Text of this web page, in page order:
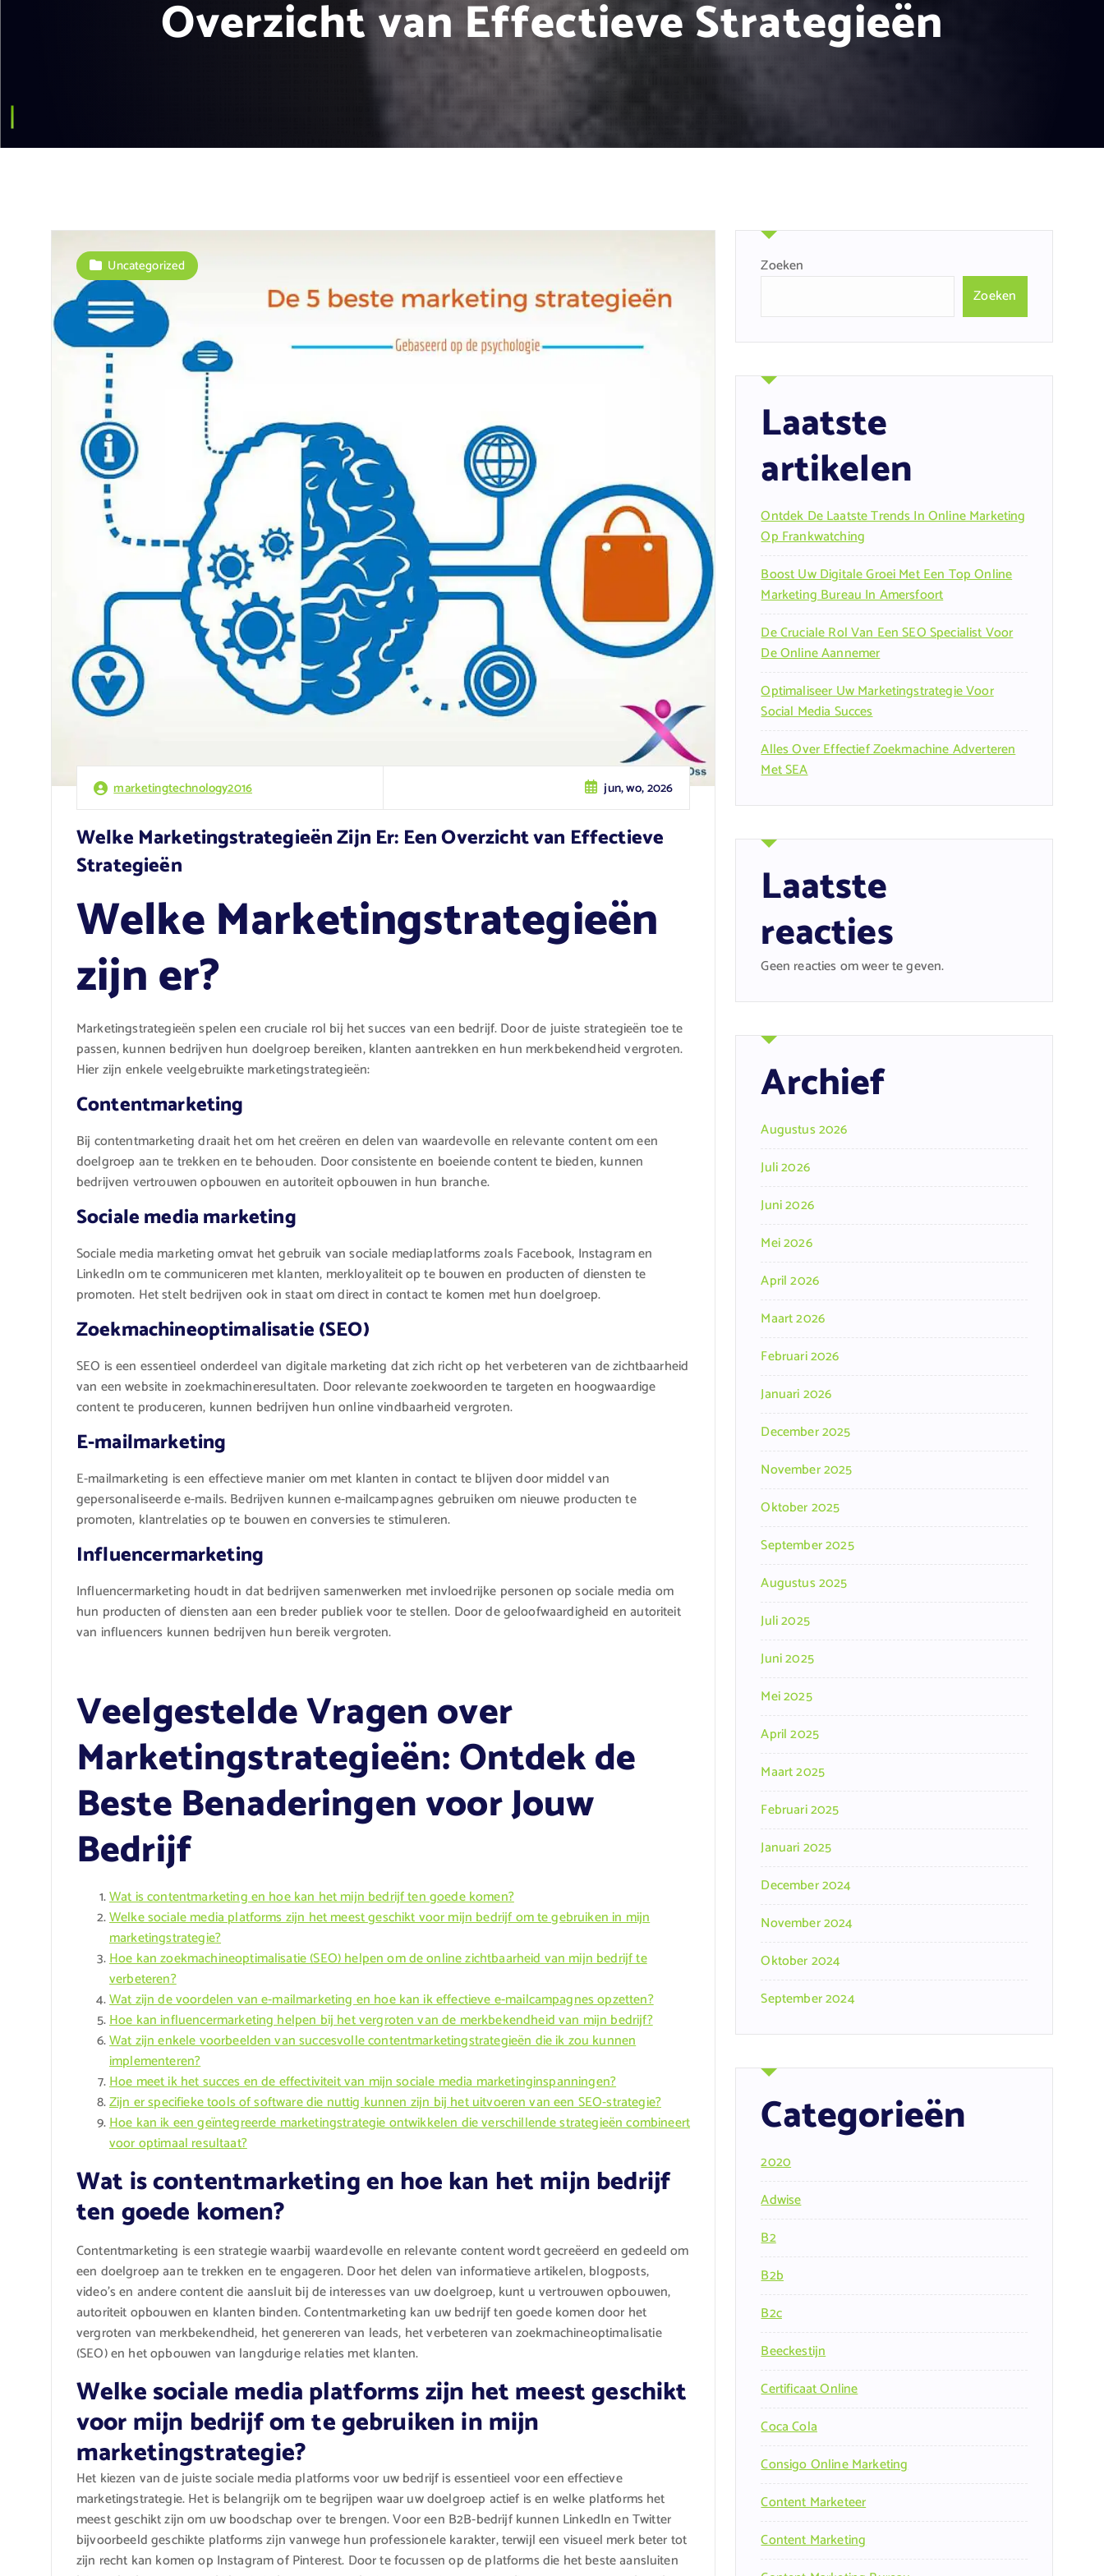
Overzicht van Effectieve Strategieën
marketingtechnology2016 jun, wo, 2026
Uncategorized
Welke Marketingstrategieën Zijn Er: Een Overzicht van Effectieve
Strategieën
Welke Marketingstrategieën
zijn er?
Marketingstrategieën spelen een cruciale rol bij het succes van een bedrijf. Door de juiste strategieën toe te
passen, kunnen bedrijven hun doelgroep bereiken, klanten aantrekken en hun merkbekendheid vergroten.
Hier zijn enkele veelgebruikte marketingstrategieën:
Contentmarketing
Bij contentmarketing draait het om het creëren en delen van waardevolle en relevante content om een ​​
doelgroep aan te trekken en te behouden. Door consistente en boeiende content te bieden, kunnen
bedrijven vertrouwen opbouwen en autoriteit opbouwen in hun branche.
Sociale media marketing
Sociale media marketing omvat het gebruik van sociale mediaplatforms zoals Facebook, Instagram en
LinkedIn om te communiceren met klanten, merkloyaliteit op te bouwen en producten of diensten te
promoten. Het stelt bedrijven ook in staat om direct in contact te komen met hun doelgroep.
Zoekmachineoptimalisatie (SEO)
SEO is een essentieel onderdeel van digitale marketing dat zich richt op het verbeteren van de zichtbaarheid
van een website in zoekmachineresultaten. Door relevante zoekwoorden te targeten en hoogwaardige
content te produceren, kunnen bedrijven hun online vindbaarheid vergroten.
E-mailmarketing
E-mailmarketing is een effectieve manier om met klanten in contact te blijven door middel van
gepersonaliseerde e-mails. Bedrijven kunnen e-mailcampagnes gebruiken om nieuwe producten te
promoten, klantrelaties op te bouwen en conversies te stimuleren.
Influencermarketing
Influencermarketing houdt in dat bedrijven samenwerken met invloedrijke personen op sociale media om
hun producten of diensten aan een breder publiek voor te stellen. Door de geloofwaardigheid en autoriteit
van influencers kunnen bedrijven hun bereik vergroten.
Veelgestelde Vragen over
Marketingstrategieën: Ontdek de
Beste Benaderingen voor Jouw
Bedrijf
Wat is contentmarketing en hoe kan het mijn bedrijf ten goede komen?
Welke sociale media platforms zijn het meest geschikt voor mijn bedrijf om te gebruiken in mijn
marketingstrategie?
Hoe kan zoekmachineoptimalisatie (SEO) helpen om de online zichtbaarheid van mijn bedrijf te
verbeteren?
Wat zijn de voordelen van e-mailmarketing en hoe kan ik effectieve e-mailcampagnes opzetten?
Hoe kan influencermarketing helpen bij het vergroten van de merkbekendheid van mijn bedrijf?
Wat zijn enkele voorbeelden van succesvolle contentmarketingstrategieën die ik zou kunnen
implementeren?
Hoe meet ik het succes en de effectiviteit van mijn sociale media marketinginspanningen?
Zijn er specifieke tools of software die nuttig kunnen zijn bij het uitvoeren van een SEO-strategie?
Hoe kan ik een geïntegreerde marketingstrategie ontwikkelen die verschillende strategieën combineert
voor optimaal resultaat?
Wat is contentmarketing en hoe kan het mijn bedrijf
ten goede komen?
Contentmarketing is een strategie waarbij waardevolle en relevante content wordt gecreëerd en gedeeld om
een doelgroep aan te trekken en te engageren. Door het delen van informatieve artikelen, blogposts,
video’s en andere content die aansluit bij de interesses van uw doelgroep, kunt u vertrouwen opbouwen,
autoriteit opbouwen en klanten binden. Contentmarketing kan uw bedrijf ten goede komen door het
vergroten van merkbekendheid, het genereren van leads, het verbeteren van zoekmachineoptimalisatie
(SEO) en het opbouwen van langdurige relaties met klanten.
Welke sociale media platforms zijn het meest geschikt
voor mijn bedrijf om te gebruiken in mijn
marketingstrategie?
Het kiezen van de juiste sociale media platforms voor uw bedrijf is essentieel voor een effectieve
marketingstrategie. Het is belangrijk om te begrijpen waar uw doelgroep actief is en welke platforms het
meest geschikt zijn om uw boodschap over te brengen. Voor een B2B-bedrijf kunnen LinkedIn en Twitter
bijvoorbeeld geschikte platforms zijn vanwege hun professionele karakter, terwijl een visueel merk beter tot
zijn recht kan komen op Instagram of Pinterest. Door te focussen op de platforms die het beste aansluiten
Zoeken
Zoeken
Laatste
artikelen
Ontdek De Laatste Trends In Online Marketing
Op Frankwatching
Boost Uw Digitale Groei Met Een Top Online
Marketing Bureau In Amersfoort
De Cruciale Rol Van Een SEO Specialist Voor
De Online Aannemer
Optimaliseer Uw Marketingstrategie Voor
Social Media Succes
Alles Over Effectief Zoekmachine Adverteren
Met SEA
Laatste
reacties
Geen reacties om weer te geven.
Archief
Augustus 2026
Juli 2026
Juni 2026
Mei 2026
April 2026
Maart 2026
Februari 2026
Januari 2026
December 2025
November 2025
Oktober 2025
September 2025
Augustus 2025
Juli 2025
Juni 2025
Mei 2025
April 2025
Maart 2025
Februari 2025
Januari 2025
December 2024
November 2024
Oktober 2024
September 2024
Categorieën
2020
Adwise
B2
B2b
B2c
Beeckestijn
Certificaat Online
Coca Cola
Consigo Online Marketing
Content Marketeer
Content Marketing